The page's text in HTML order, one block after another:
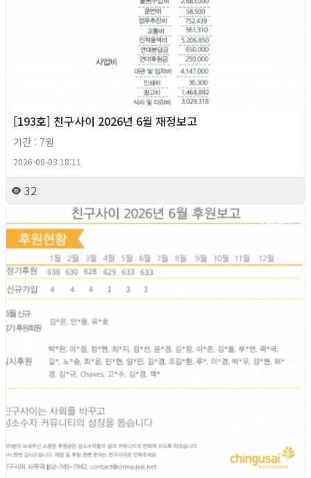
[193호] 친구사이 2026년 6월 재정보고
기간 : 7월
2026-08-03 18:11
32
2026년